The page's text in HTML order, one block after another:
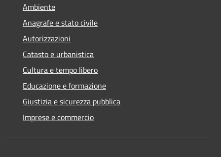
Ambiente
Anagrafe e stato civile
Autorizzazioni
Catasto e urbanistica
Cultura e tempo libero
Educazione e formazione
Giustizia e sicurezza pubblica
Imprese e commercio